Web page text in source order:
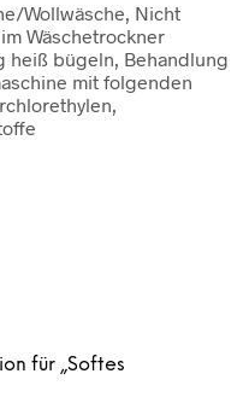
Wollwäsche, Nicht
Wäschetrockner
heiß bügeln, Behandlung
mit folgenden
für „Softes